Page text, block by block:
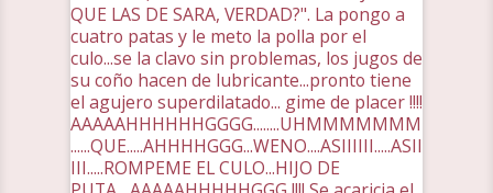
QUE LAS DE SARA, VERDAD?". La pongo a
cuatro patas y le meto la polla por el
culo...se la clavo sin problemas, los jugos de
su coño hacen de lubricante...pronto tiene
el agujero superdilatado... gime de placer !!!!
AAAAAHHHHHHGGGG........UHMMMMMMM
......QUE.....AHHHHGGG...WENO....ASIIIIII.....ASII
III.....ROMPEME EL CULO...HIJO DE